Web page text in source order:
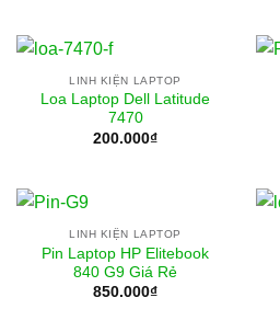
LINH KIỆN LAPTOP
Loa Laptop Dell Latitude
7470
200.000₫
LINH KIỆN LAPTOP
Pin Laptop HP Elitebook
840 G9 Giá Rẻ
850.000₫